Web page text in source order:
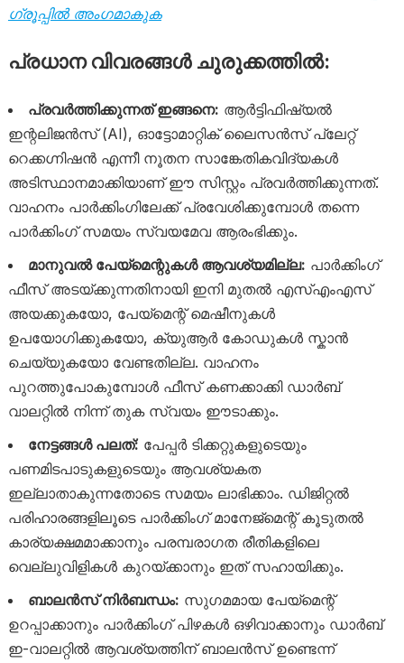
ഗ്രൂപ്പിൽ അംഗമാകുക
പ്രധാന വിവരങ്ങൾ ചുരുക്കത്തിൽ:
പ്രവർത്തിക്കുന്നത് ഇങ്ങനെ: ആർട്ടിഫിഷ്യൽ
ഇന്റലിജൻസ് (AI), ഓട്ടോമാറ്റിക് ലൈസൻസ് പ്ലേറ്റ്
റെക്കഗ്നിഷൻ എന്നീ നൂതന സാങ്കേതികവിദ്യകൾ
അടിസ്ഥാനമാക്കിയാണ് ഈ സിസ്റ്റം പ്രവർത്തിക്കുന്നത്.
വാഹനം പാർക്കിംഗിലേക്ക് പ്രവേശിക്കുമ്പോൾ തന്നെ
പാർക്കിംഗ് സമയം സ്വയമേവ ആരംഭിക്കും.
മാനുവൽ പേയ്‌മെന്റുകൾ ആവശ്യമില്ല: പാർക്കിംഗ്
ഫീസ് അടയ്ക്കുന്നതിനായി ഇനി മുതൽ എസ്എംഎസ്
അയക്കുകയോ, പേയ്‌മെന്റ് മെഷീനുകൾ
ഉപയോഗിക്കുകയോ, ക്യുആർ കോഡുകൾ സ്കാൻ
ചെയ്യുകയോ വേണ്ടതില്ല. വാഹനം
പുറത്തുപോകുമ്പോൾ ഫീസ് കണക്കാക്കി ഡാർബ്
വാലറ്റിൽ നിന്ന് തുക സ്വയം ഈടാക്കും.
നേട്ടങ്ങൾ പലത്: പേപ്പർ ടിക്കറ്റുകളുടെയും
പണമിടപാടുകളുടെയും ആവശ്യകത
ഇല്ലാതാകുന്നതോടെ സമയം ലാഭിക്കാം. ഡിജിറ്റൽ
പരിഹാരങ്ങളിലൂടെ പാർക്കിംഗ് മാനേജ്‌മെന്റ് കൂടുതൽ
കാര്യക്ഷമമാക്കാനും പരമ്പരാഗത രീതികളിലെ
വെല്ലുവിളികൾ കുറയ്ക്കാനും ഇത് സഹായിക്കും.
ബാലൻസ് നിർബന്ധം: സുഗമമായ പേയ്‌മെന്റ്
ഉറപ്പാക്കാനും പാർക്കിംഗ് പിഴകൾ ഒഴിവാക്കാനും ഡാർബ്
ഇ-വാലറ്റിൽ ആവശ്യത്തിന് ബാലൻസ് ഉണ്ടെന്ന്